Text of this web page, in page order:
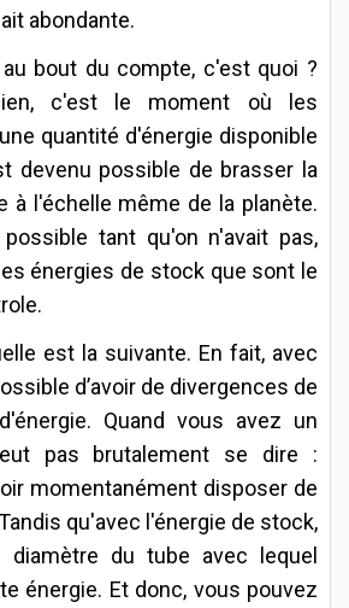
abondante.
au bout du compte, c'est quoi ?
c'est le moment où les
quantité d'énergie disponible
devenu possible de brasser la
à l'échelle même de la planète.
tant qu'on n'avait pas,
énergies de stock que sont le
est la suivante. En fait, avec
d’avoir de divergences de
Quand vous avez un
pas brutalement se dire :
momentanément disposer de
qu'avec l'énergie de stock,
diamètre du tube avec lequel
énergie. Et donc, vous pouvez